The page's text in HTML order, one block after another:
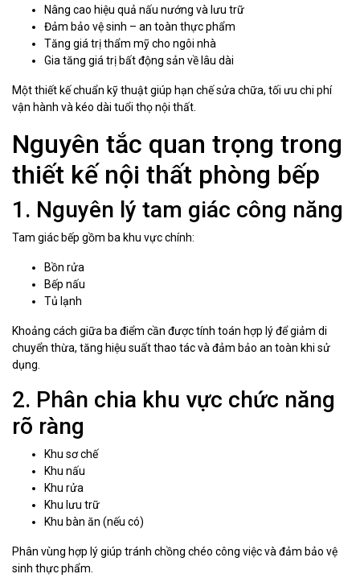
Nâng cao hiệu quả nấu nướng và lưu trữ
Đảm bảo vệ sinh – an toàn thực phẩm
Tăng giá trị thẩm mỹ cho ngôi nhà
Gia tăng giá trị bất động sản về lâu dài
Một thiết kế chuẩn kỹ thuật giúp hạn chế sửa chữa, tối ưu chi phí
vận hành và kéo dài tuổi thọ nội thất.
Nguyên tắc quan trọng trong
thiết kế nội thất phòng bếp
1. Nguyên lý tam giác công năng
Tam giác bếp gồm ba khu vực chính:
Bồn rửa
Bếp nấu
Tủ lạnh
Khoảng cách giữa ba điểm cần được tính toán hợp lý để giảm di
chuyển thừa, tăng hiệu suất thao tác và đảm bảo an toàn khi sử
dụng.
2. Phân chia khu vực chức năng
rõ ràng
Khu sơ chế
Khu nấu
Khu rửa
Khu lưu trữ
Khu bàn ăn (nếu có)
Phân vùng hợp lý giúp tránh chồng chéo công việc và đảm bảo vệ
sinh thực phẩm.